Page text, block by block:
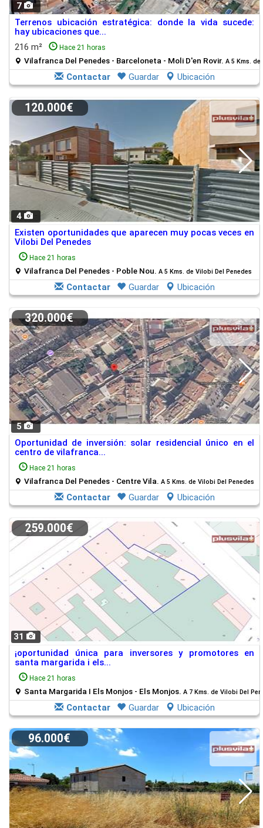
7
Terrenos ubicación estratégica: donde la vida sucede:
hay ubicaciones que...
216 m²
Hace 21 horas
Vilafranca Del Penedes - Barceloneta - Moli D'en Rovir. A 5 Kms.
Contactar Guardar Ubicación
4
120.000€
Existen oportunidades que aparecen muy pocas veces en
Vilobi Del Penedes
Hace 21 horas
Vilafranca Del Penedes - Poble Nou. A 5 Kms. de Vilobi Del Penedes
Contactar Guardar Ubicación
5
320.000€
Oportunidad de inversión: solar residencial único en el
centro de vilafranca...
Hace 21 horas
Vilafranca Del Penedes - Centre Vila. A 5 Kms. de Vilobi Del Penedes
Contactar Guardar Ubicación
31
259.000€
¡oportunidad única para inversores y promotores en
santa margarida i els...
Hace 21 horas
Santa Margarida I Els Monjos - Els Monjos. A 7 Kms. de Vilobi Del
Contactar Guardar Ubicación
96.000€